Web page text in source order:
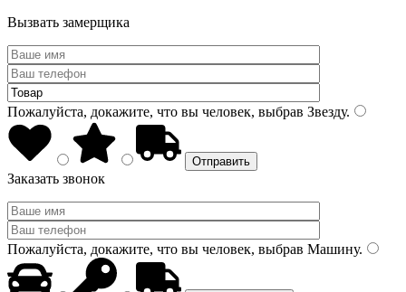
Вызвать замерщика
Пожалуйста, докажите, что вы человек, выбрав Звезду.
Заказать звонок
Пожалуйста, докажите, что вы человек, выбрав Машину.